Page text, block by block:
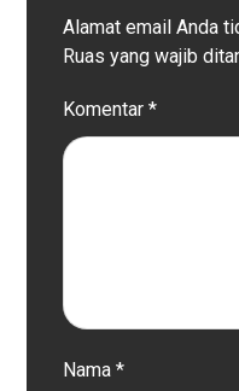
Alamat email Anda
Ruas yang wajib
Komentar*
Nama*